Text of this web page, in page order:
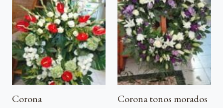
Corona Corona tonos morados